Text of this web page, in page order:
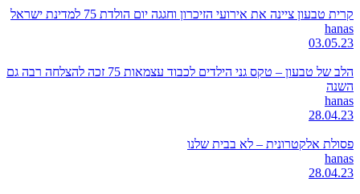
קרית טבעון ציינה את אירועי הזיכרון וחגגה יום הולדת 75 למדינת ישראל
hanas
03.05.23
הלב של טבעון – טקס גני הילדים לכבוד עצמאות 75 זכה להצלחה רבה גם
השנה
hanas
28.04.23
פסולת אלקטרונית – לא בבית שלנו
hanas
28.04.23